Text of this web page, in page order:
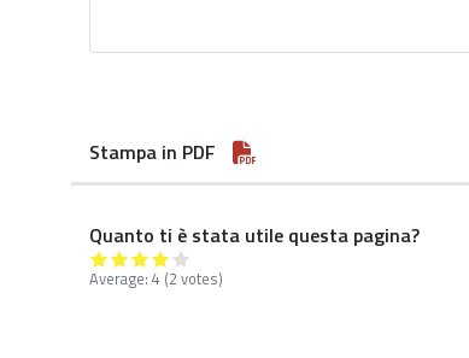
Stampa in PDF
Quanto ti è stata utile questa pagina?
Average: 4 (2 votes)